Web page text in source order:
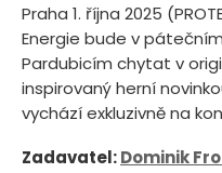
Praha 1. října 2025
Energie bude v
Pardubicím chytat v
inspirovaný herní
vychází exkluzivně na
Zadavatel:Dominik